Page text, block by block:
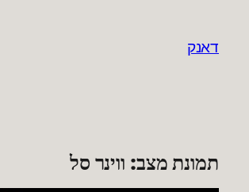
דאנק
תמונת מצב: ווינר סל